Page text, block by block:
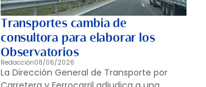
Transportes cambia de
consultora para elaborar los
Observatorios
Redacción08/06/2026
La Dirección General de Transporte por